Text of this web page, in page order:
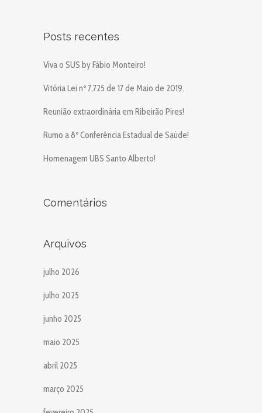
Posts recentes
Viva o SUS by Fábio Monteiro!
Vitória Lei nº 7,725 de 17 de Maio de 2019.
Reunião extraordinária em Ribeirão Pires!
Rumo a 8º Conferência Estadual de Saúde!
Homenagem UBS Santo Alberto!
Comentários
Arquivos
julho 2026
julho 2025
junho 2025
maio 2025
abril 2025
março 2025